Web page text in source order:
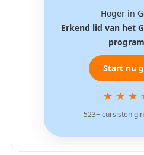
Hoger in
Erkend lid van het
Start nu
★ ★ ★
523+ cursisten